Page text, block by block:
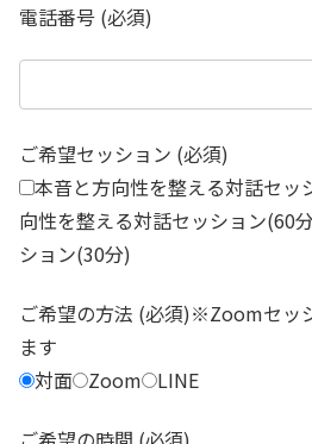
電話番号 (必須)
ご希望セッション (必須)
本音と方向性を整える対話セッ
向性を整える対話セッション(60
ション(30分)
ご希望の方法 (必須)※Zoomセッ
ます
対面 Zoom LINE